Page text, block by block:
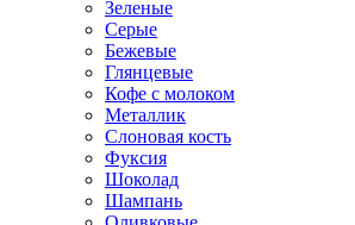
Зеленые
Серые
Бежевые
Глянцевые
Кофе с молоком
Металлик
Слоновая кость
Фуксия
Шоколад
Шампань